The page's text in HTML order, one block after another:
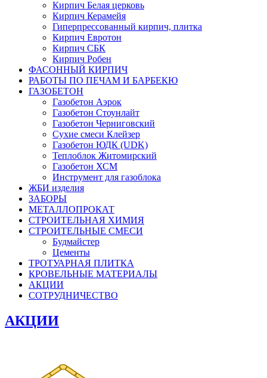
Кирпич Белая церковь
Кирпич Керамейя
Гиперпрессованный кирпич, плитка
Кирпич Евротон
Кирпич СБК
Кирпич Робен
ФАСОННЫЙ КИРПИЧ
РАБОТЫ ПО ПЕЧАМ И БАРБЕКЮ
ГАЗОБЕТОН
Газобетон Аэрок
Газобетон Стоунлайт
Газобетон Черниговский
Сухие смеси Клейзер
Газобетон ЮДК (UDK)
Теплоблок Житомирcкий
Газобетон ХСМ
Инструмент для газоблока
ЖБИ изделия
ЗАБОРЫ
МЕТАЛЛОПРОКАТ
СТРОИТЕЛЬНАЯ ХИМИЯ
СТРОИТЕЛЬНЫЕ СМЕСИ
Будмайстер
Цементы
ТРОТУАРНАЯ ПЛИТКА
КРОВЕЛЬНЫЕ МАТЕРИАЛЫ
АКЦИИ
СОТРУДНИЧЕСТВО
АКЦИИ